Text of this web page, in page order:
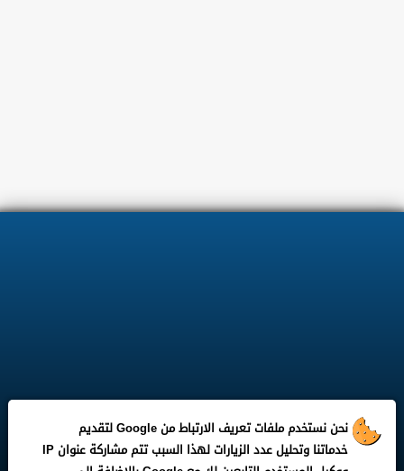
نحن نستخدم ملفات تعريف الارتباط من Google لتقديم
خدماتنا وتحليل عدد الزيارات لهذا السبب تتم مشاركة عنوان IP